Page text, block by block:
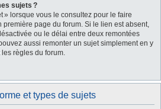
sujets ?
» lorsque vous le consultez pour le faire
première page du forum. Si le lien est absent,
ou le délai entre deux remontées
aussi remonter un sujet simplement en y
règles du forum.
et types de sujets